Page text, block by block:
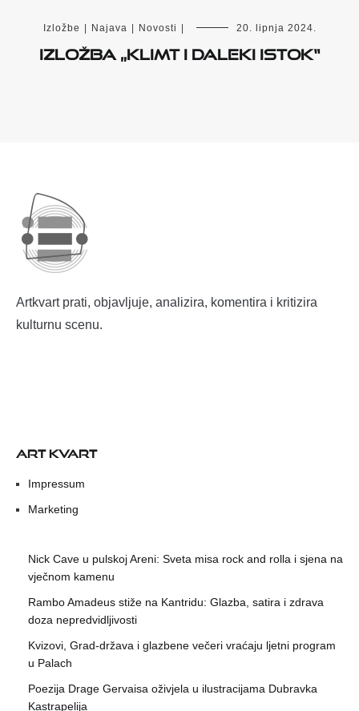
Izložbe Najava Novosti 20. lipnja 2024.
Izložba „Klimt i Daleki istok“
Artkvart prati, objavljuje, analizira, komentira i kritizira
kulturnu scenu.
ART KVART
Impressum
Marketing
Nick Cave u pulskoj Areni: Sveta misa rock and rolla i sjena na
vječnom kamenu
Rambo Amadeus stiže na Kantridu: Glazba, satira i zdrava
doza nepredvidljivosti
Kvizovi, Grad-država i glazbene večeri vraćaju ljetni program
u Palach
Poezija Drage Gervaisa oživjela u ilustracijama Dubravka
Kastrapelija